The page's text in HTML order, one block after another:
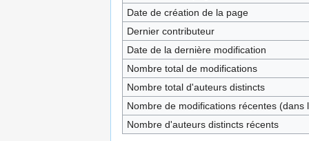
Date de création de la page
Dernier contributeur
Date de la dernière modification
Nombre total de modifications
Nombre total d'auteurs distincts
Nombre de modifications récentes (dans
Nombre d'auteurs distincts récents